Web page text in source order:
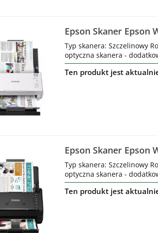
Epson Skaner Epson
Typ skanera: Szczelinowy
optyczna skanera -
Ten produkt jest
Epson Skaner Epson
Typ skanera: Szczelinowy
optyczna skanera -
Ten produkt jest